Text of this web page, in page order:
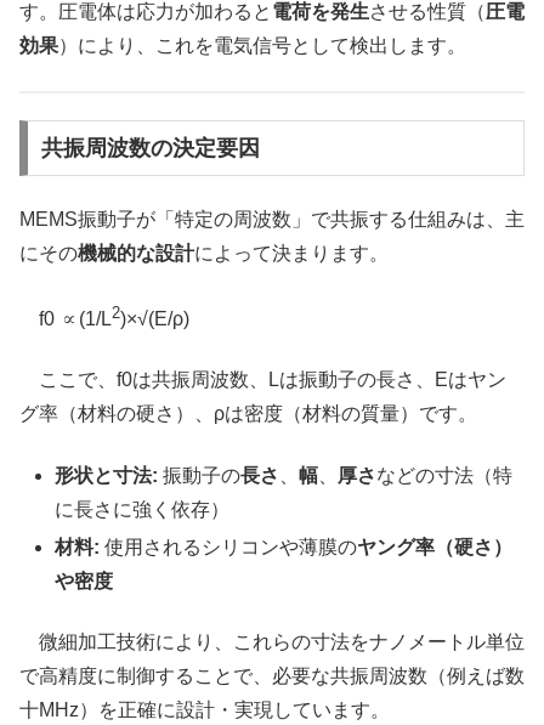
す。圧電体は応力が加わると 電荷を発生させる性質（圧電
効果）により、これを電気信号として検出します。
共振周波数の決定要因
MEMS振動子が「特定の周波数」で共振する仕組みは、主
にその機械的な設計によって決まります。
f0 ∝(1/L2)×√(E/ρ)
ここで、f0は共振周波数、Lは振動子の長さ、Eはヤン
グ率（材料の硬さ）、ρは密度（材料の質量）です。
形状と寸法: 振動子の長さ 、幅 厚さなどの寸法（特
に長さに強く依存）
材料: 使用されるシリコンや薄膜のヤング率（硬さ）
や密度
微細加工技術により、これらの寸法をナノメートル単位
で高精度に制御することで、必要な共振周波数（例えば数
十MHz）を正確に設計・実現しています。